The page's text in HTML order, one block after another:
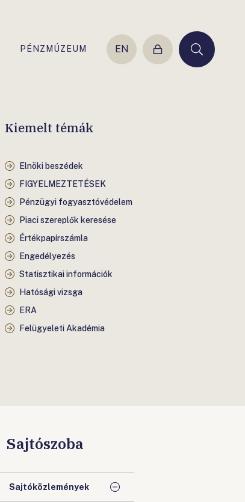
PÉNZMÚZEUM EN
Belépés Keresés
Kiemelt témák
Elnöki beszédek
FIGYELMEZTETÉSEK
Pénzügyi fogyasztóvédelem
Piaci szereplők keresése
Értékpapírszámla
Engedélyezés
Statisztikai információk
Hatósági vizsga
ERA
Felügyeleti Akadémia
Sajtószoba
Sajtóközlemények